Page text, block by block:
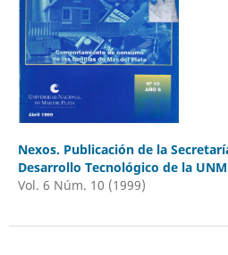
Nexos. Publicación de la
Desarrollo Tecnológico de la
Vol. 6 Núm. 10 (1999)